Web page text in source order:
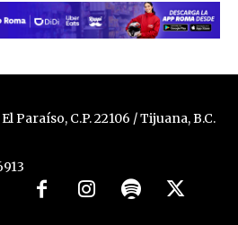
Paraíso, C.P. 22106 / Tijuana, B.C.